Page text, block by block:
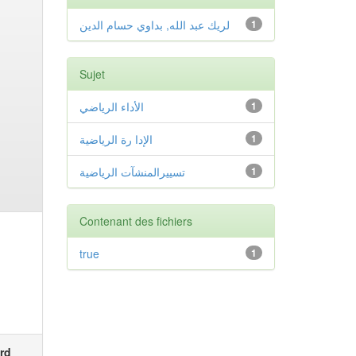
1 لريك عبد الله, بداوي حسام الدين
Sujet
1 الأداء الرياضي
1 الإدا رة الرياضية
1 تسييرالمنشآت الرياضية
Contenant des fichiers
1
true